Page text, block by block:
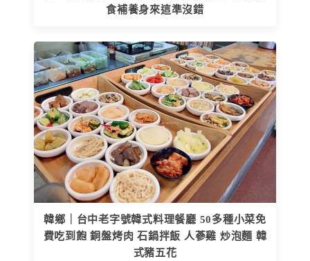
食補養身來這準沒錯
韓鄉｜台中老字號韓式料理餐廳 50多種小菜免
費吃到飽 銅盤烤肉 石鍋拌飯 人蔘雞 炒泡麵 韓
式豬五花